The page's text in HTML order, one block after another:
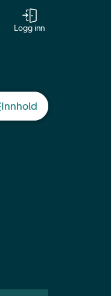
Logg inn
Kontakt
Innhold